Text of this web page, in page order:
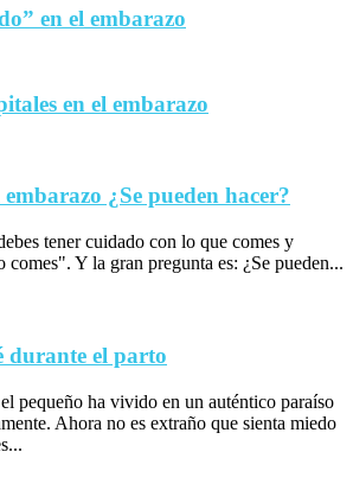
en el embarazo
en el embarazo
¿Se pueden hacer?
tener cuidado con lo que comes y
Y la gran pregunta es: ¿Se pueden...
durante el parto
pequeño ha vivido en un auténtico paraíso
Ahora no es extraño que sienta miedo